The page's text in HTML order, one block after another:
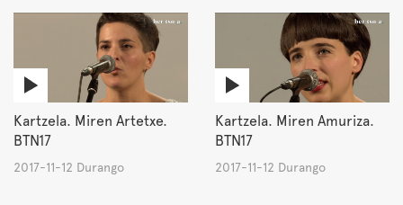
Kartzela. Miren Artetxe.
BTN17
2017-11-12 Durango
Kartzela. Miren Amuriza.
BTN17
2017-11-12 Durango